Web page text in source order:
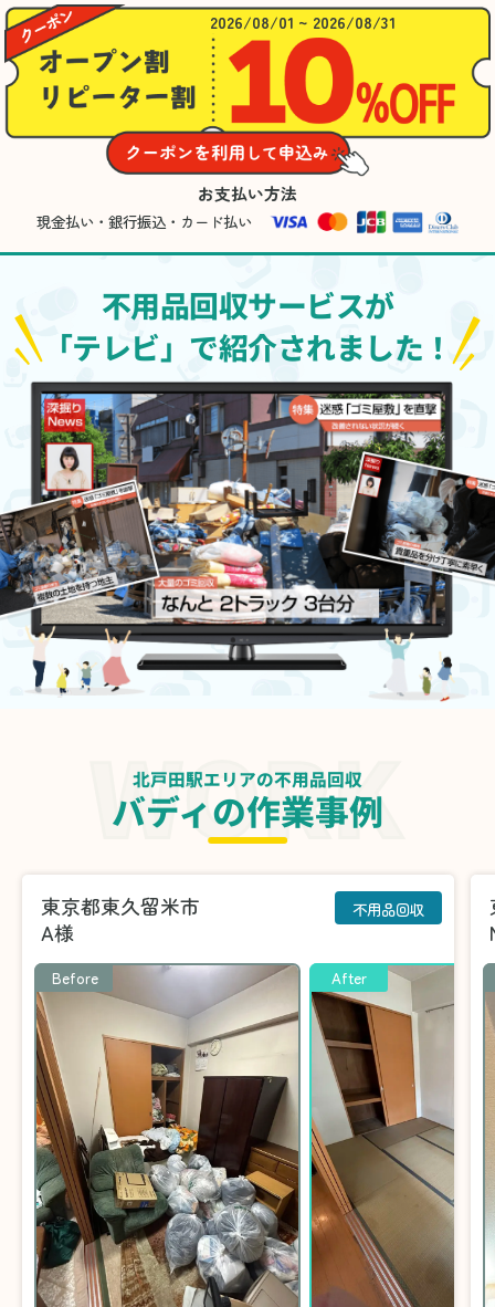
2026/08/01 ~ 2026/08/31
お支払い方法
現金払い・銀行振込・カード払い
不用品回収サービスが
「テレビ」で紹介されました！
北戸田駅エリアの不用品回収
バディの作業事例
東京都東久留米市
A様
不用品回収
Before After